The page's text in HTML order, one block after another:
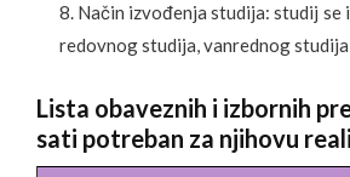
Način izvođenja studija: studij se
redovnog studija, vanrednog
Lista obaveznih i izbornih
sati potreban za njihovu